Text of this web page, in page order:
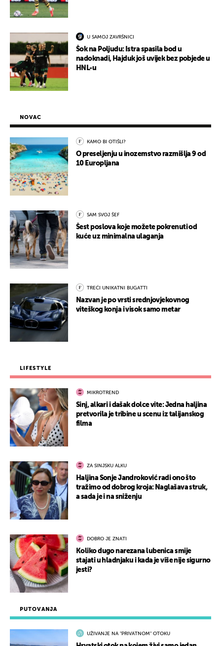
U SAMOJ ZAVRŠNICI
Šok na Poljudu: Istra spasila bod u
nadoknadi, Hajduk još uvijek bez pobjede u
HNL-u
PUTOVANJA
UŽIVANJE NA "PRIVATNOM" OTOKU
NOVAC
KAMO BI OTIŠLI?
O preseljenju u inozemstvo razmišlja 9 od
10 Europljana
SAM SVOJ ŠEF
Šest poslova koje možete pokrenuti od
kuće uz minimalna ulaganja
TREĆI UNIKATNI BUGATTI
Nazvan je po vrsti srednjovjekovnog
viteškog konja i visok samo metar
LIFESTYLE
MIKROTREND
Sinj, alkari i dašak dolce vite: Jedna haljina
pretvorila je tribine u scenu iz talijanskog
filma
ZA SINJSKU ALKU
Haljina Sonje Jandroković radi ono što
tražimo od dobrog kroja: Naglašava struk,
a sada je i na sniženju
DOBRO JE ZNATI
Koliko dugo narezana lubenica smije
stajati u hladnjaku i kada je više nije sigurno
jesti?